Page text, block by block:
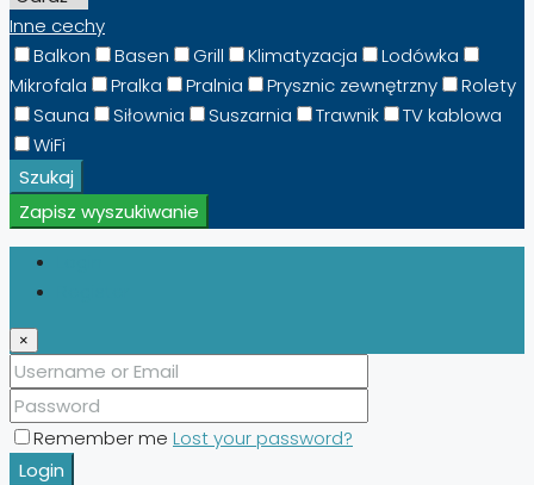
Inne cechy
Balkon
Basen Grill Klimatyzacja
Lodówka
Mikrofala
Pralka Pralnia Prysznic zewnętrzny
Rolety
Sauna
Siłownia Suszarnia Trawnik
TV kablowa
WiFi
Szukaj
Zapisz wyszukiwanie
×
Remember me Lost your password?
Login